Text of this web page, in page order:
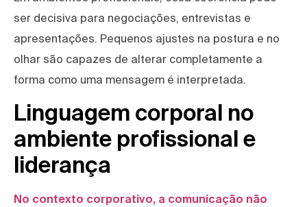
ser decisiva para negociações, entrevistas e
apresentações. Pequenos ajustes na postura e no
olhar são capazes de alterar completamente a
forma como uma mensagem é interpretada.
Linguagem corporal no
ambiente profissional e
liderança
No contexto corporativo, a comunicação não